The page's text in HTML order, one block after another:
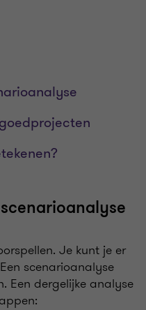
Je kunt je er
scenarioanalyse
Een dergelijke analyse